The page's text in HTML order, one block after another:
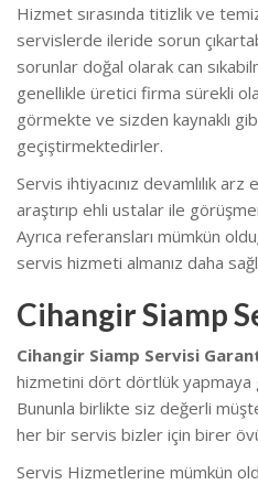
Hizmet sırasında titizlik ve
servislerde ileride sorun
sorunlar doğal olarak can
genellikle üretici firma sürekli
görmekte ve sizden kaynaklı
geçiştirmektedirler.
Servis ihtiyacınız devamlılık
araştırıp ehli ustalar ile
Ayrıca referansları mümkün
servis hizmeti almanız daha
Cihangir Siamp
Cihangir Siamp Servisi
hizmetini dört dörtlük
Bununla birlikte siz değerli
her bir servis bizler için birer
Servis Hizmetlerine mümkün